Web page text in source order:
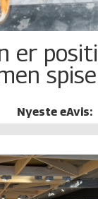
er
Nyeste eAvis: